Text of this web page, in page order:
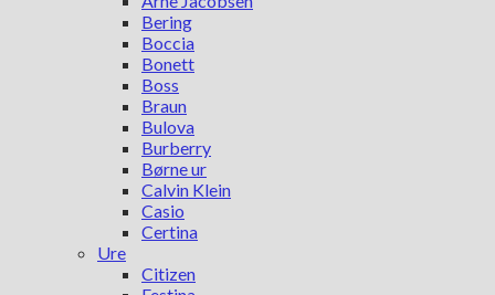
Bering
Boccia
Bonett
Boss
Braun
Bulova
Burberry
Børne ur
Calvin Klein
Casio
Certina
Ure
Citizen